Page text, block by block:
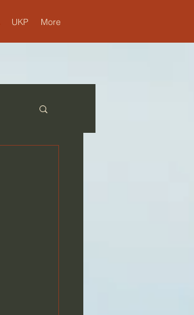
UKP More